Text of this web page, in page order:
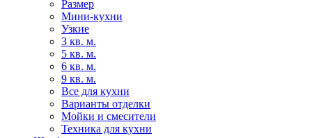
Размер
Мини-кухни
Узкие
3 кв. м.
5 кв. м.
6 кв. м.
9 кв. м.
Все для кухни
Варианты отделки
Мойки и смесители
Техника для кухни